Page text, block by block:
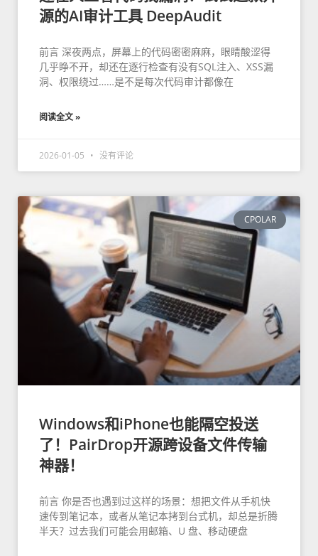
源的AI审计工具 DeepAudit
前言 深夜两点，屏幕上的代码密密麻麻，眼睛酸涩得
几乎睁不开，却还在逐行检查有没有SQL注入、XSS漏
洞、权限绕过……是不是每次代码审计都像在
阅读全文 »
2026-01-05 没有评论
CPOLAR
Windows和iPhone也能隔空投送
了！PairDrop开源跨设备文件传输
神器！
前言 你是否也遇到过这样的场景：想把文件从手机快
速传到笔记本，或者从笔记本拷到台式机，却总是折腾
半天？过去我们可能会用邮箱、U 盘、移动硬盘